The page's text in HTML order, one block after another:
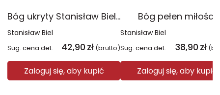
Bóg ukryty Stanisław Biel SJ. Droga Jezusa
Stanisław Biel
Sug. cena det. 42,90 zł (brutto)
Zaloguj się, aby kupić
Bóg pełen miłości
Stanisław Biel
Sug. cena det. 38,90 zł
Zaloguj się, aby kupić